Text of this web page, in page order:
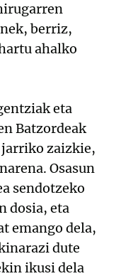
berriz,
ahalko
eta
Batzordeak
zaizkie,
Osasun
sendotzeko
dosia, eta
emango dela,
dute
ikusi dela